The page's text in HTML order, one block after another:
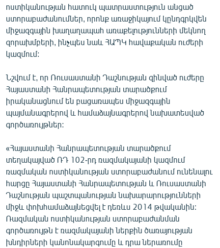
«Ազատության» բոլոր կայքերը
ոստիկանության հատուկ պատրաստություն անցած
ստորաբաժանումներ, որոնք առաջիկայում կընդգրկվեն
միջազգային խաղաղապահ առաքելությունների մեկնող
զորախմբերի, ինչպես նաև ՀԱՊԿ հավաքական ուժերի
կազմում:
Նշվում է, որ Ռուսաստանի Դաշնության զինված ուժերը
Հայաստանի Հանրապետության տարածքում
իրականացնում են բացառապես միջազգային
պայմանագրերով և համաձայնագրերով նախատեսված
գործառույթներ:
«Հայաստանի Հանրապետության տարածքում
տեղակայված ՌԴ 102-րդ ռազմակայանի կազմում
ռազմական ոստիկանության ստորաբաժանում ունենալու
հարցը Հայաստանի Հանրապետության և Ռուսաստանի
Դաշնության պաշտպանության նախարարությունների
միջև փոխհամաձայնեցվել է դեռևս 2014 թվականին:
Ռազմական ոստիկանության ստորաբաժանման
գործառույթն է ռազմակայանի ներքին ծառայության
խնդիրների կանոնակարգումը և դրա ներառումը